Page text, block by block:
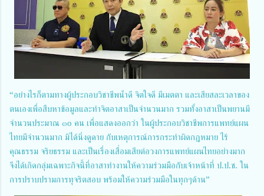
“อย่างไรก็ตามทางผู้ประกอบวิชาชีพน้ำดี จิตใจดี มีเมตตา และเสียสละเวลาของ
ตนเองเพื่อสืบหาข้อมูลและทำจิตอาสาเป็นจำนวนมาก รวมทั้งอาสาเป็นพยานมี
จำนวนประมาณ ๓o คน เพื่อแสดงออกว่า ในผู้ประกอบวิชาชีพการแพทย์แผน
ไทยมีจำนวนมาก มิได้นิ่งดูดาย กับเหตุการณ์การกระทำผิดกฎหมาย ไร้
คุณธรรม จริยธรรม และเป็นเรื่องเสื่อมเสียต่อวงการแพทย์แผนไทยอย่างมาก
จึงได้เกิดกลุ่มเฉพาะกิจนี้ที่อาสาทำงานให้ความร่วมมือกับเจ้าหน้าที่ ป.ป.ช. ใน
การปราบปรามการทุจริตสอบ พร้อมให้ความร่วมมือในทุกๆด้าน”